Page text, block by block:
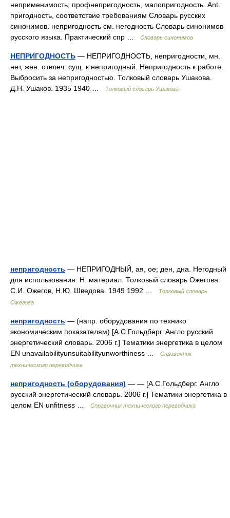
неприменимость; профнепригодность, малопригодность. Ant.
пригодность, соответствие требованиям Словарь русских
синонимов. непригодность см. негодность Словарь синонимов
русского языка. Практический спр …
Словарь синонимов
НЕПРИГОДНОСТЬ — НЕПРИГОДНОСТЬ, непригодности, мн.
нет, жен. отвлеч. сущ. к непригодный. Непригодность к работе.
Выбросить за непригодностью. Толковый словарь Ушакова.
Д.Н. Ушаков. 1935 1940 …
Толковый словарь Ушакова
непригодность — НЕПРИГОДНЫЙ, ая, ое; ден, дна. Негодный
для использования. Н. материал. Толковый словарь Ожегова.
С.И. Ожегов, Н.Ю. Шведова. 1949 1992 …
Толковый словарь
Ожегова
непригодность — (напр. оборудования по технико
экономическим показателям) [А.С.Гольдберг. Англо русский
энергетический словарь. 2006 г.] Тематики энергетика в целом
EN unavailabilityunsuitabilityunworthiness …
Справочник
технического переводчика
непригодность (оборудования) — — [А.С.Гольдберг. Англо
русский энергетический словарь. 2006 г.] Тематики энергетика в
целом EN unfitness …
Справочник технического переводчика